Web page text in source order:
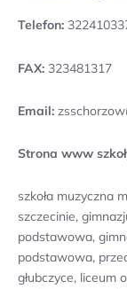
Telefon:
FAX: 323481317
Email:
Strona www
szkoła muzyczna
szczecinie,
podstawowa,
podstawowa,
głubczyce, liceum